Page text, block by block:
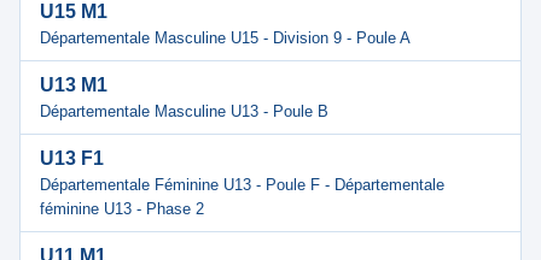
U15 M1
Départementale Masculine U15 - Division 9 - Poule A
U13 M1
Départementale Masculine U13 - Poule B
U13 F1
Départementale Féminine U13 - Poule F - Départementale
féminine U13 - Phase 2
U11 M1